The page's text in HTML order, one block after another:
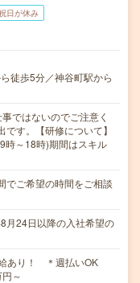
日が休み
徒歩5分／神谷町駅から
ではないのでご注意く
す。【研修について】
時～18時)期間はスキル
でご希望の時間をご相談
月24日以降の入社希望の
あり！ ＊週払いOK
～